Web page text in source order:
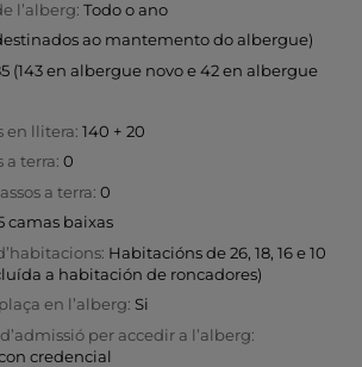
l’alberg: Todo o ano
ao mantemento do albergue)
(143 en albergue novo e 42 en albergue
en llitera: 140 + 20
a terra: 0
a terra: 0
camas baixas
Habitacións de 26, 18, 16 e 10
a habitación de roncadores)
en l’alberg: Si
per accedir a l’alberg:
credencial